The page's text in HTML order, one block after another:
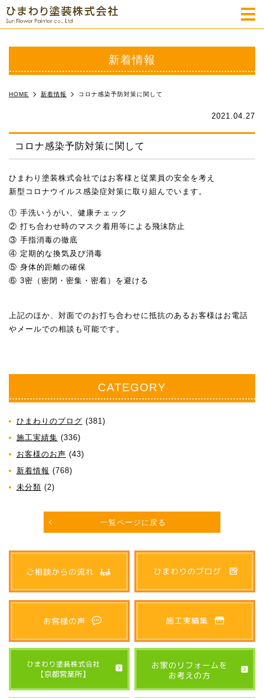
新着情報
HOME 新着情報 コロナ感染予防対策に関して
2021.04.27
コロナ感染予防対策に関して
ひまわり塗装株式会社ではお客様と従業員の安全を考え
新型コロナウイルス感染症対策に取り組んでいます。
① 手洗いうがい、健康チェック
② 打ち合わせ時のマスク着用等による飛沫防止
③ 手指消毒の徹底
④ 定期的な換気及び消毒
⑤ 身体的距離の確保
⑥ 3密（密閉・密集・密着）を避ける
上記のほか、対面でのお打ち合わせに抵抗のあるお客様はお電話
やメールでの相談も可能です。
CATEGORY
ひまわりのブログ (381)
施工実績集 (336)
お客様のお声 (43)
新着情報 (768)
未分類 (2)
一覧ページに戻る